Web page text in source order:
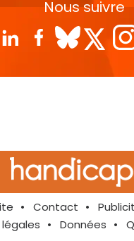
Nous suivre
Contact
Données